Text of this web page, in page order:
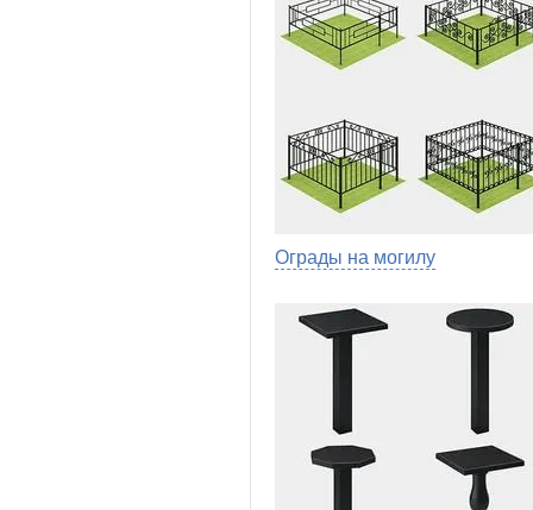
Ограды на могилу